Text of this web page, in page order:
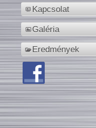
Kapcsolat
Galéria
Eredmények